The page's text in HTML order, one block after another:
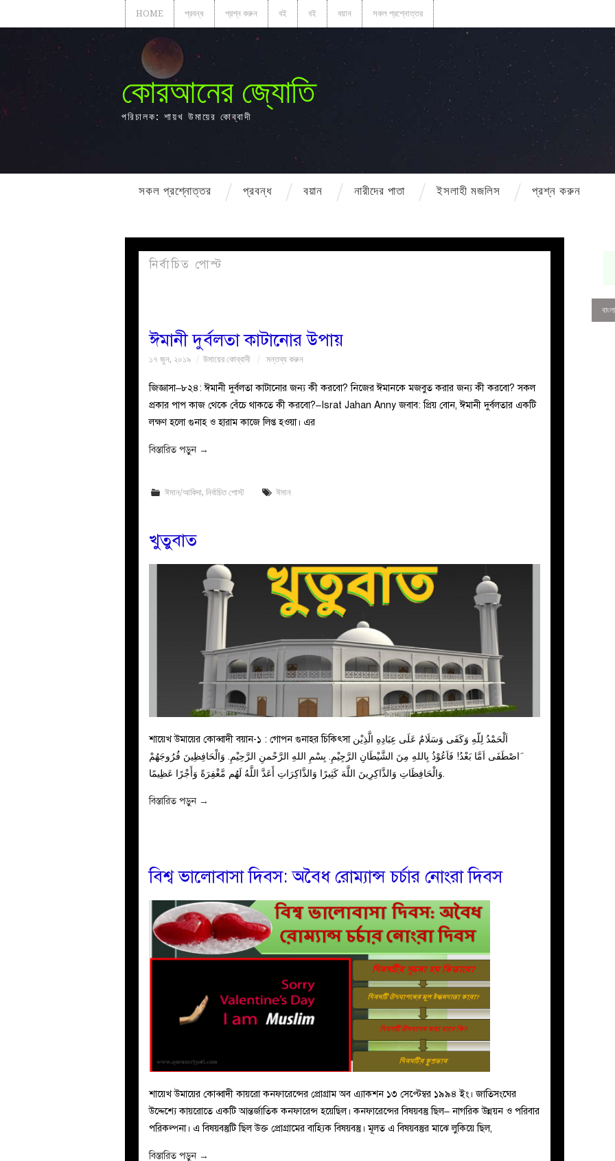
HOME প্রবন্ধ প্রশ্ন করুন বই বই বয়ান সকল প্রশ্নোত্তর
কোরআনের জ্যোতি
পরিচালক: শায়খ উমায়ের কোব্বাদী
সকল প্রশ্নোত্তর প্রবন্ধ বয়ান নারীদের পাতা ইসলাহী মজলিস প্রশ্ন করুন
নির্বাচিত পোস্ট
ঈমানী দুর্বলতা কাটানোর উপায়
১৭ জুন, ২০১৯ উমায়ের কোব্বাদী মন্তব্য করুন
জিজ্ঞাসা–৮২৪: ঈমানী দুর্বলতা কাটানোর জন্য কী করবো? নিজের ঈমানকে মজবুত করার জন্য কী করবো? সকল
প্রকার পাপ কাজ থেকে বেঁচে থাকতে কী করবো?–Israt Jahan Anny জবাব: প্রিয় বোন, ঈমানী দুর্বলতার একটি
লক্ষণ হলো গুনাহ ও হারাম কাজে লিপ্ত হওয়া। এর
বিস্তারিত পড়ুন →
ঈমান/আকিদা,নির্বাচিত পোস্ট ঈমান
খুতুবাত
শায়েখ উমায়ের কোব্বাদী বয়ান-১ : গোপন গুনাহর চিকিৎসা اَلْحَمْدُ لِلّهِ وَكَفَى وَسَلَامٌ عَلَى عِبَادِهِ الَّذِيْن
َاصْطَفَى اَمَّا بَعْدُ! فَاَعُوْذُ بِاللهِ مِنَ الشَّيْطَانِ الرَّجِيْمِ. بِسْمِ اللهِ الرَّحْمنِ الرَّحِيْمِ. وَالْحَافِظِينَ فُرُوجَهُمْ
وَالْحَافِظَاتِ وَالذَّاكِرِينَ اللَّهَ كَثِيرًا وَالذَّاكِرَاتِ أَعَدَّ اللَّهُ لَهُم مَّغْفِرَةً وَأَجْرًا عَظِيمًا.
বিস্তারিত পড়ুন →
বিশ্ব ভালোবাসা দিবস: অবৈধ রোম্যান্স চর্চার নোংরা দিবস
শায়েখ উমায়ের কোব্বাদী কায়রো কনফারেন্সের প্রোগ্রাম অব এ্যাকশন ১৩ সেপ্টেম্বর ১৯৯৪ ইং। জাতিসংঘের
উদ্দেশ্যে কায়রোতে একটি আন্তর্জাতিক কনফারেন্স হয়েছিল। কনফারেন্সের বিষয়বস্তু ছিল– নাগরিক উন্নয়ন ও পরিবার
পরিকল্পনা। এ বিষয়বস্তুটি ছিল উক্ত প্রোগ্রামের বাহ্যিক বিষয়বস্তু। মূলত এ বিষয়বস্তুর মাঝে লুকিয়ে ছিল,
বিস্তারিত পড়ুন →